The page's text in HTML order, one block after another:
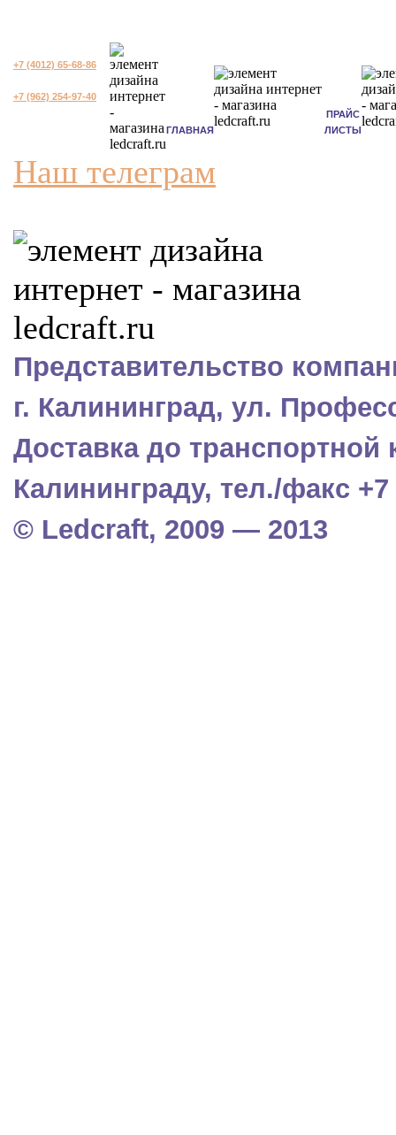
+7 (4012) 65-68-86
+7 (962) 254-97-40
ГЛАВНАЯ
ПРАЙС
ЛИСТЫ
Наш телеграм
Представительство
г. Калининград, ул.
Доставка до
Калининграду, тел./факс +7
© Ledcraft, 2009 — 2013